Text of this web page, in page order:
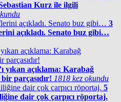
Kurz ile ilgili
3
açıkladı. Senato buz gibi…
yıkan açıklama: Karabağ
parçasıdır! 1818 kez okundu
5
dair çok çarpıcı röportaj.